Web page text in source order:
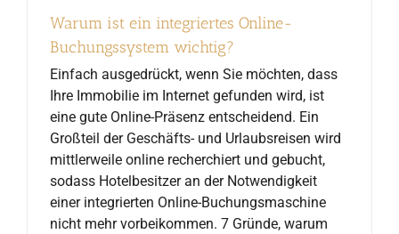
Warum ist ein integriertes Online-
Buchungssystem wichtig?
Einfach ausgedrückt, wenn Sie möchten, dass
Ihre Immobilie im Internet gefunden wird, ist
eine gute Online-Präsenz entscheidend. Ein
Großteil der Geschäfts- und Urlaubsreisen wird
mittlerweile online recherchiert und gebucht,
sodass Hotelbesitzer an der Notwendigkeit
einer integrierten Online-Buchungsmaschine
nicht mehr vorbeikommen. 7 Gründe, warum